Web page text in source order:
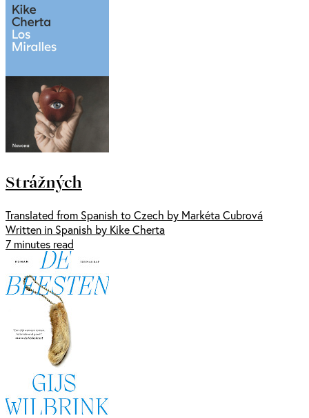
Strážných
Translated from Spanish to Czech by Markéta Cubrová
Written in Spanish by Kike Cherta
7 minutes read